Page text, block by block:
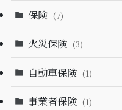
保険 (7)
火災保険 (3)
自動車保険 (1)
事業者保険 (1)